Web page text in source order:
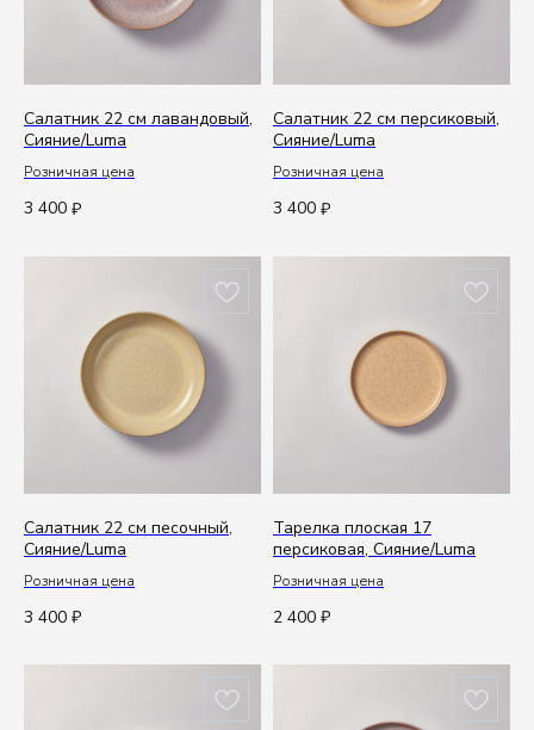
Салатник 22 см лавандовый,
Сияние/Luma
Розничная цена
3 400 ₽
Салатник 22 см персиковый,
Сияние/Luma
Розничная цена
3 400 ₽
Салатник 22 см песочный,
Сияние/Luma
Розничная цена
3 400 ₽
Тарелка плоская 17
персиковая, Сияние/Luma
Розничная цена
2 400 ₽